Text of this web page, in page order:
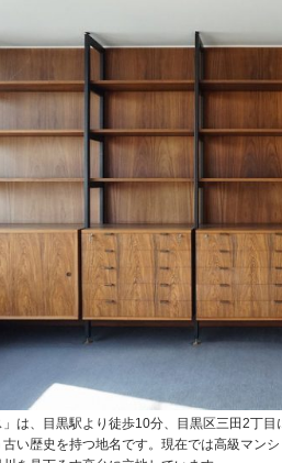
」は、目黒駅より徒歩10分、目黒区三田2丁
古い歴史を持つ地名です。現在では高級マン